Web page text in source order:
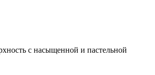
с насыщенной и пастельной